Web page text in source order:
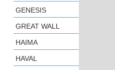
GENESIS
GREAT WALL
HAIMA
HAVAL